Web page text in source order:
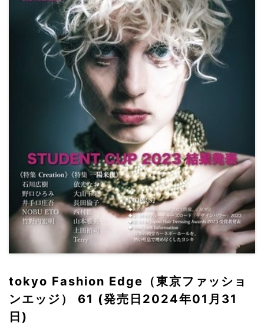
tokyo Fashion Edge（東京ファッショ
ンエッジ） 61 (発売日2024年01月31
日)